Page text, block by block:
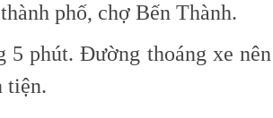
phố, chợ Bến Thành.
5 phút. Đường thoáng xe
tiện.